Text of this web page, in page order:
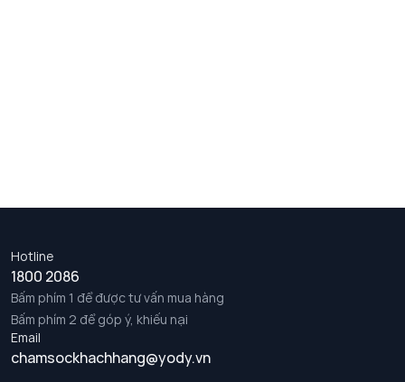
Hotline
1800 2086
Bấm phím 1 để được tư vấn mua hàng
Bấm phím 2 để góp ý, khiếu nại
Email
chamsockhachhang@yody.vn